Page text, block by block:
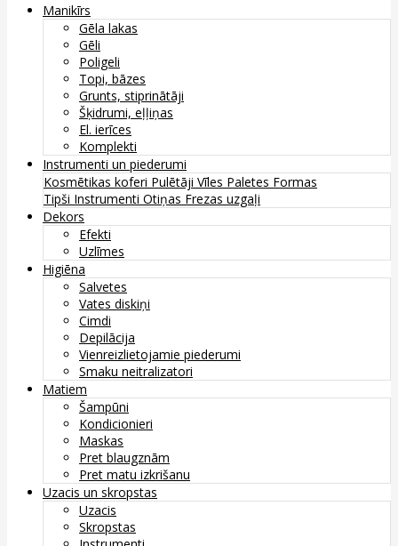
Manikīrs
Gēla lakas
Gēli
Poligeli
Topi, bāzes
Grunts, stiprinātāji
Šķidrumi, eļļiņas
El. ierīces
Komplekti
Instrumenti un piederumi
Kosmētikas koferi Pulētāji Vīles Paletes Formas
Tipši Instrumenti Otiņas Frezas uzgaļi
Dekors
Efekti
Uzlīmes
Higiēna
Salvetes
Vates diskiņi
Cimdi
Depilācija
Vienreizlietojamie piederumi
Smaku neitralizatori
Matiem
Šampūni
Kondicionieri
Maskas
Pret blaugznām
Pret matu izkrišanu
Uzacis un skropstas
Uzacis
Skropstas